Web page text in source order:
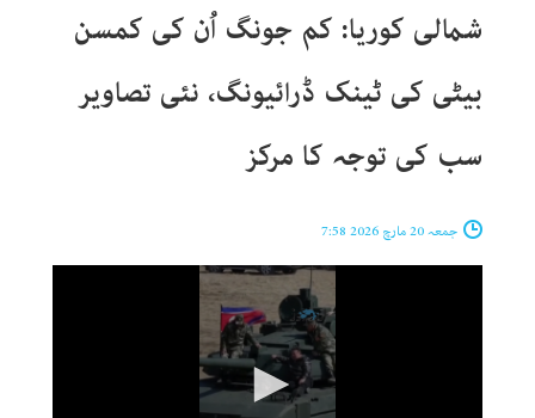
شمالی کوریا: کم جونگ اُن کی کمسن
بیٹی کی ٹینک ڈرائیونگ، نئی تصاویر
سب کی توجہ کا مرکز
جمعہ 20 مارچ 2026 7:58